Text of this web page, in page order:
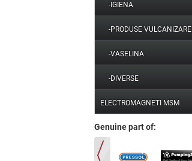
-IGIENA
-PRODUSE VULCANIZARE
-VASELINA
-DIVERSE
ELECTROMAGNETI MSM
Genuine part of: